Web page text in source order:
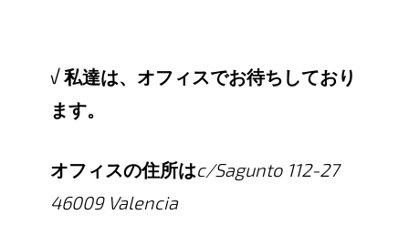
√私達は、オフィスでお待ちしており
ます。
オフィスの住所はc/Sagunto 112-27
46009 Valencia